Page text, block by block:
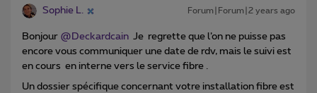
Sophie L. Forum|Forum|2 years ago
Bonjour @Deckardcain Je regrette que l’on ne puisse pas
encore vous communiquer une date de rdv, mais le suivi est
en cours en interne vers le service fibre .
Un dossier spécifique concernant votre installation fibre est